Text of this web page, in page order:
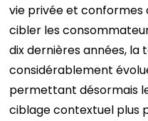
vie privée et
cibler les
dix dernières années, la
considérablement
permettant désormais
ciblage contextuel plus